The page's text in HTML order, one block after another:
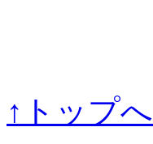
↑トップへ